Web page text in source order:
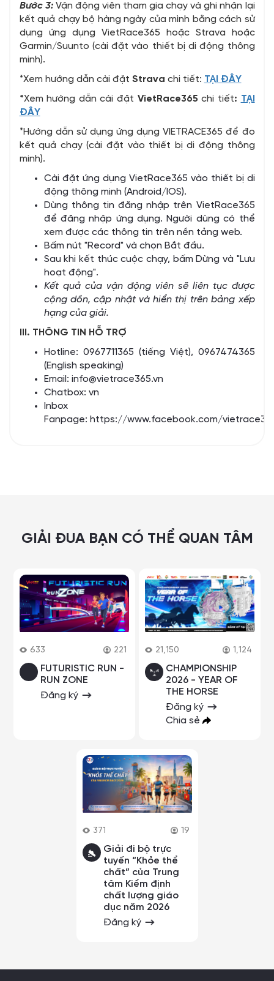
Bước 3:Vận động viên tham gia chạy và ghi nhận lại
kết quả chạy bộ hàng ngày của mình bằng cách sử
dụng ứng dụng VietRace365 hoặc Strava hoặc
Garmin/Suunto (cài đặt vào thiết bị di động thông
minh).
*Xem hướng dẫn cài đặt Strava chi tiết: TẠI ĐÂY
*Xem hướng dẫn cài đặt VietRace365 chi tiết: TẠI
ĐÂY
*Hướng dẫn sử dụng ứng dụng VIETRACE365 để đo
kết quả chạy (cài đặt vào thiết bị di động thông
minh).
Cài đặt ứng dụng VietRace365 vào thiết bị di
động thông minh (Android/IOS).
Dùng thông tin đăng nhập trên VietRace365
để đăng nhập ứng dụng. Người dùng có thể
xem được các thông tin trên nền tảng web.
Bấm nút "Record" và chọn Bắt đầu.
Sau khi kết thúc cuộc chạy, bấm Dừng và "Lưu
hoạt động".
Kết quả của vận động viên sẽ liên tục được
cộng dồn, cập nhật và hiển thị trên bảng xếp
hạng của giải.
III. THÔNG TIN HỖ TRỢ
Hotline: 0967711365 (tiếng Việt), 0967474365
(English speaking)
Email: info@vietrace365.vn
Chatbox: vn
Inbox
Fanpage: https://www.facebook.com/
GIẢI ĐUA BẠN CÓ THỂ QUAN TÂM
633 221
FUTURISTIC RUN -
RUN ZONE
Đăng ký
21,150 1,124
CHAMPIONSHIP
2026 - YEAR OF
THE HORSE
Đăng ký
Chia sẻ
371 19
Giải đi bộ trực
tuyến “Khỏe thể
chất” của Trung
tâm Kiểm định
chất lượng giáo
dục năm 2026
Đăng ký